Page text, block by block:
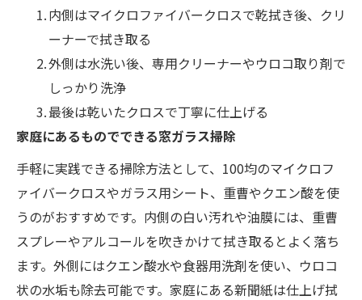
内側はマイクロファイバークロスで乾拭き後、クリ
ーナーで拭き取る
外側は水洗い後、専用クリーナーやウロコ取り剤で
しっかり洗浄
最後は乾いたクロスで丁寧に仕上げる
家庭にあるものでできる窓ガラス掃除
手軽に実践できる掃除方法として、100均のマイクロフ
ァイバークロスやガラス用シート、重曹やクエン酸を使
うのがおすすめです。内側の白い汚れや油膜には、重曹
スプレーやアルコールを吹きかけて拭き取るとよく落ち
ます。外側にはクエン酸水や食器用洗剤を使い、ウロコ
状の水垢も除去可能です。家庭にある新聞紙は仕上げ拭